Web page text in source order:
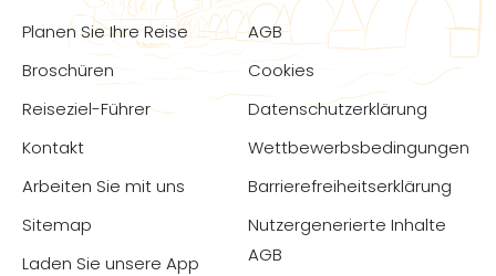
Planen Sie Ihre Reise
Broschüren
Reiseziel-Führer
Kontakt
Arbeiten Sie mit uns
Sitemap
Laden Sie unsere App
AGB
Cookies
Datenschutzerklärung
Wettbewerbsbedingungen
Barrierefreiheitserklärung
Nutzergenerierte Inhalte
AGB